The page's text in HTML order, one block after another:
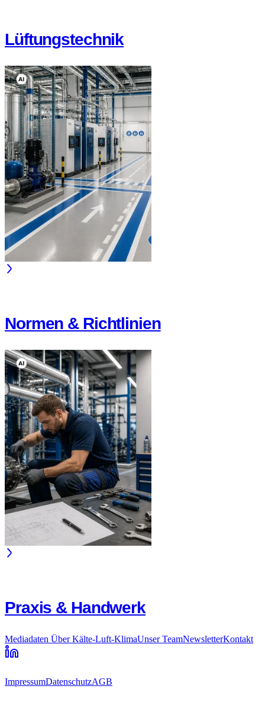
Lüftungstechnik
Normen & Richtlinien
Praxis & Handwerk
Mediadaten Über Kälte-Luft-KlimaUnser TeamNewsletterKontakt
ImpressumDatenschutzAGB